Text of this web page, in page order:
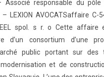
responsable du pôle
LEXION AVOCATSaffaire C-
spol. s r. o Cette affaire
d’un consortium d’une
public portant sur des
et de